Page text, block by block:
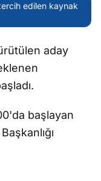
edilen kaynak
aday
başlayan